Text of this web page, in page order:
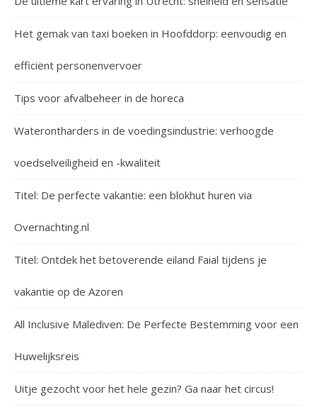
Het gemak van taxi boeken in Hoofddorp: eenvoudig en
efficiënt personenvervoer
Tips voor afvalbeheer in de horeca
Waterontharders in de voedingsindustrie: verhoogde
voedselveiligheid en -kwaliteit
Titel: De perfecte vakantie: een blokhut huren via
Overnachting.nl
Titel: Ontdek het betoverende eiland Faial tijdens je
vakantie op de Azoren
All Inclusive Malediven: De Perfecte Bestemming voor een
Huwelijksreis
Uitje gezocht voor het hele gezin? Ga naar het circus!